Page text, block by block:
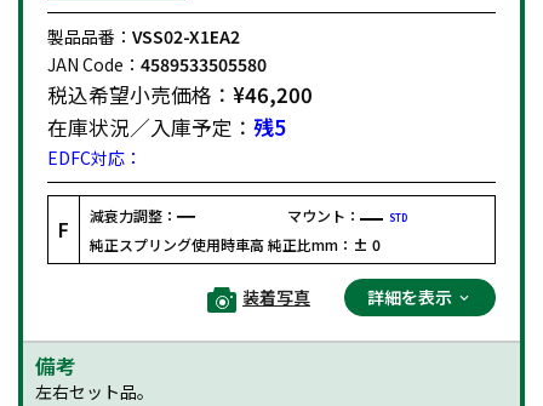
製品品番： VSS02-X1EA2
JAN Code： 4589533505580
税込希望小売価格： ¥46,200
在庫状況／入庫予定： 残5
EDFC対応：
F 減衰力調整： マウント： STD
純正スプリング使用時車高 純正比mm： ± 0
装着写真 詳細を表示
備考
左右セット品。